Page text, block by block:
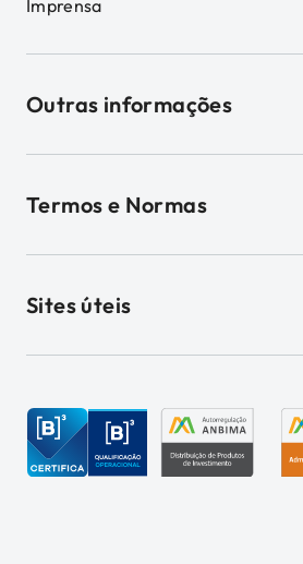
Imprensa
Outras informações
Termos e Normas
Sites úteis